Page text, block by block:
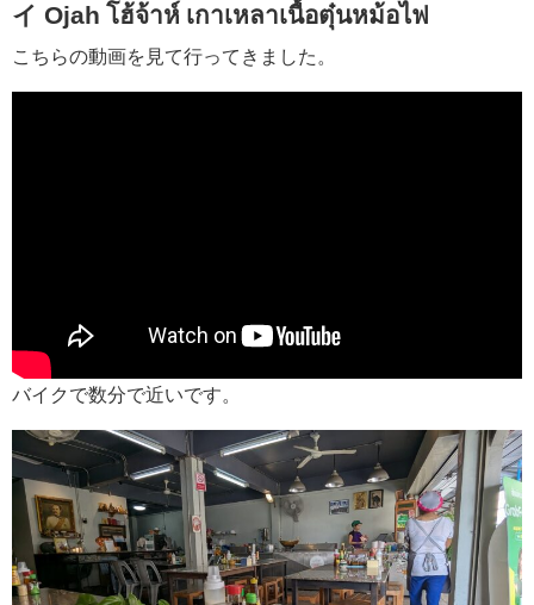
イ Ojah โฮ้จ้าห์ เกาเหลาเนื้อตุ๋นหม้อไฟ
こちらの動画を見て行ってきました。
バイクで数分で近いです。